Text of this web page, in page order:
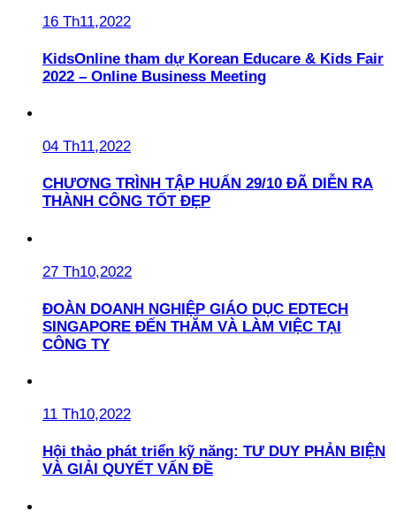
16 Th11,2022
KidsOnline tham dự Korean Educare & Kids Fair
2022 – Online Business Meeting
04 Th11,2022
CHƯƠNG TRÌNH TẬP HUẤN 29/10 ĐÃ DIỄN RA
THÀNH CÔNG TỐT ĐẸP
27 Th10,2022
ĐOÀN DOANH NGHIỆP GIÁO DỤC EDTECH
SINGAPORE ĐẾN THĂM VÀ LÀM VIỆC TẠI
CÔNG TY
11 Th10,2022
Hội thảo phát triển kỹ năng: TƯ DUY PHẢN BIỆN
VÀ GIẢI QUYẾT VẤN ĐỀ